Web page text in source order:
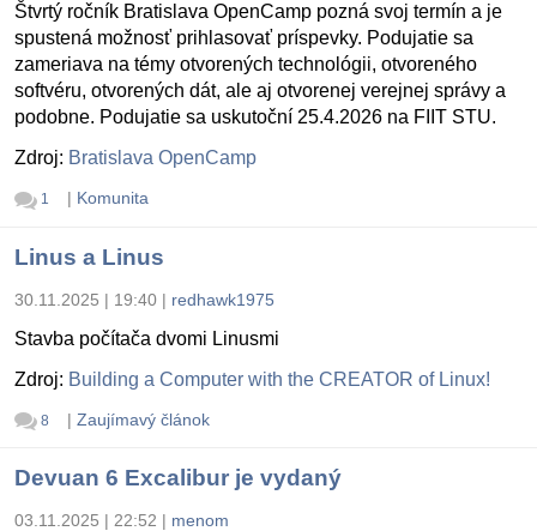
Štvrtý ročník Bratislava OpenCamp pozná svoj termín a je
spustená možnosť prihlasovať príspevky. Podujatie sa
zameriava na témy otvorených technológii, otvoreného
softvéru, otvorených dát, ale aj otvorenej verejnej správy a
podobne. Podujatie sa uskutoční 25.4.2026 na FIIT STU.
Zdroj: Bratislava OpenCamp
1 | Komunita
Linus a Linus
30.11.2025 | 19:40 | redhawk1975
Stavba počítača dvomi Linusmi
Zdroj: Building a Computer with the CREATOR of Linux!
8 | Zaujímavý článok
Devuan 6 Excalibur je vydaný
03.11.2025 | 22:52 | menom